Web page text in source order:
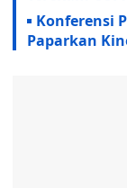
Konferensi
Paparkan